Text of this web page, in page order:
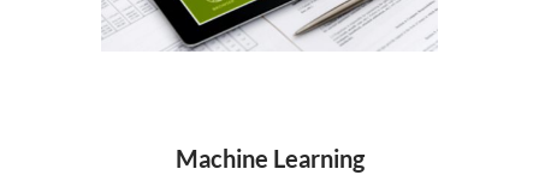
Machine Learning